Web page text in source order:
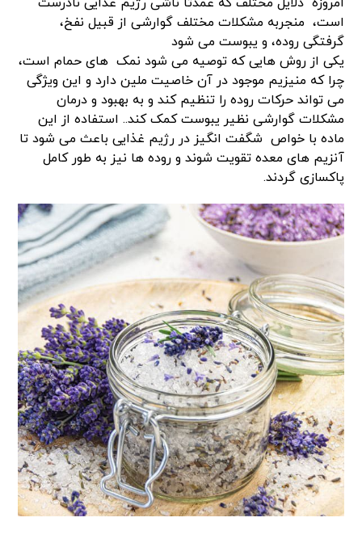
است، منجربه مشکلات مختلف گوارشی از قبیل نفخ،
گرفتگی روده، و یبوست می شود
یکی از روش هایی که توصیه می شود نمک های حمام است،
چرا که منیزیم موجود در آن خاصیت ملین دارد و این ویژگی
می تواند حرکات روده را تنظیم کند و به بهبود و درمان
مشکلات گوارشی نظیر یبوست کمک کند.. استفاده از این
ماده با خواص شگفت انگیز در رژیم غذایی باعث می شود تا
آنزیم های معده تقویت شوند و روده ها نیز به طور کامل
پاکسازی گردند.